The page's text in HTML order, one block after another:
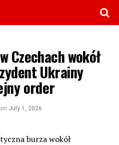
Czechach wokół
Ukrainy
order
on July 1, 2026
burza wokół